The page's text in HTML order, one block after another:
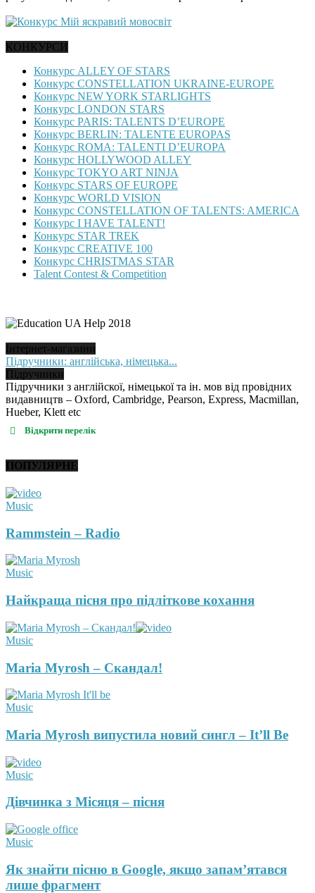
КОНКУРСИ
Конкурс ALLEY OF STARS
Конкурс CONSTELLATION UKRAINE-EUROPE
Конкурс NEW YORK STARLIGHTS
Конкурс LONDON STARS
Конкурс PARIS: TALENTS D’EUROPE
Конкурс BERLIN: TALENTE EUROPAS
Конкурс ROMA: TALENTI D’EUROPA
Конкурс HOLLYWOOD ALLEY
Конкурс TOKYO ART NINJA
Конкурс STARS OF EUROPE
Конкурс WORLD VISION
Конкурс CONSTELLATION OF TALENTS: AMERICA
Конкурс I HAVE TALENT!
Конкурс STAR TREK
Конкурс CREATIVE 100
Конкурс CHRISTMAS STAR
Talent Contest & Competition
Інтернет-магазини
Підручники: англійська, німецька...
Підручники
Підручники з англійскої, німецької та ін. мов від провідних
видавництв – Oxford, Cambridge, Pearson, Express, Macmillan,
Hueber, Klett etc
Відкрити перелік
ПОПУЛЯРНЕ
Music
Rammstein – Radio
Music
Найкраща пісня про підліткове кохання
Music
Maria Myrosh – Скандал!
Music
Maria Myrosh випустила новий сингл – It’ll Be
Music
Дівчинка з Місяця – пісня
Music
Як знайти пісню в Google, якщо запам’ятався
лише фрагмент